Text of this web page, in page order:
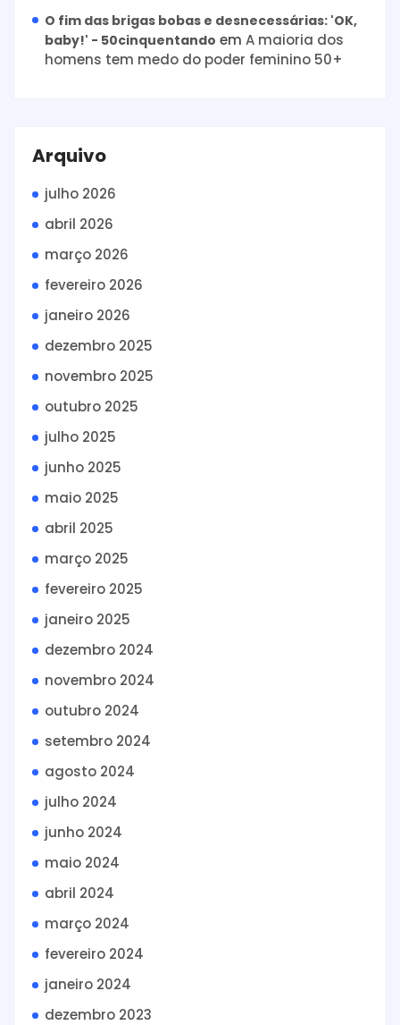
O fim das brigas bobas e desnecessárias: 'OK,
baby!' - 50cinquentando em A maioria dos
homens tem medo do poder feminino 50+
Arquivo
julho 2026
abril 2026
março 2026
fevereiro 2026
janeiro 2026
dezembro 2025
novembro 2025
outubro 2025
julho 2025
junho 2025
maio 2025
abril 2025
março 2025
fevereiro 2025
janeiro 2025
dezembro 2024
novembro 2024
outubro 2024
setembro 2024
agosto 2024
julho 2024
junho 2024
maio 2024
abril 2024
março 2024
fevereiro 2024
janeiro 2024
dezembro 2023